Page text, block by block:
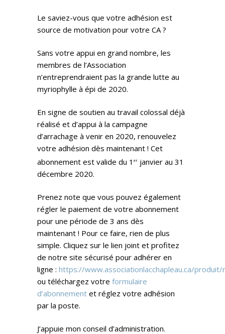
Le saviez-vous que votre adhésion est
source de motivation pour votre CA ?
Sans votre appui en grand nombre, les
membres de l’Association
n’entreprendraient pas la grande lutte au
myriophylle à épi de 2020.
En signe de soutien au travail colossal déjà
réalisé et d’appui à la campagne
d’arrachage à venir en 2020, renouvelez
votre adhésion dès maintenant ! Cet
abonnement est valide du 1 er janvier au 31
décembre 2020.
Prenez note que vous pouvez également
régler le paiement de votre abonnement
pour une période de 3 ans dès
maintenant ! Pour ce faire, rien de plus
simple. Cliquez sur le lien joint et profitez
de notre site sécurisé pour adhérer en
ligne : https://www.associationlacchapleau.ca/
ou téléchargez votre formulaire
d’abonnement et réglez votre adhésion
par la poste.
J’appuie mon conseil d’administration.